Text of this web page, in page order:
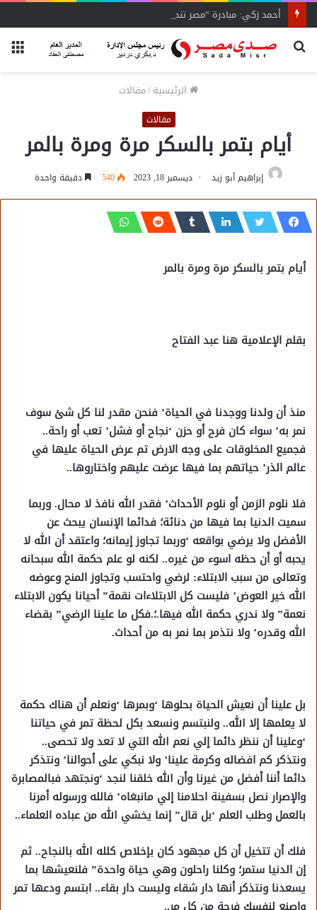
أحمد زكي: مبادرة “مصر تنطلق بالتصدير”
بحث
الرئيسية/مقالات
مقالات
أيام بتمر بالسكر مرة ومرة بالمر
إبراهيم أبو زيد ديسمبر 18, 2023 540 دقيقة واحدة
أيام بتمر بالسكر مرة ومرة بالمر
بقلم الإعلامية هنا عبد الفتاح
منذ أن ولدنا ووجدنا في الحياة’ فنحن مقدر لنا كل شئ سوف
نمر به’ سواء كان فرح أو حزن ‘نجاح أو فشل’ تعب أو راحة..
فجميع المخلوقات على وجه الارض تم عرض الحياة عليها في
عالم الذر’ حياتهم بما فيها عرضت عليهم واختاروها..
فلا نلوم الزمن أو نلوم الأحداث’ فقدر الله نافذ لا محال. وربما
سميت الدنيا بما فيها من دنائة؛ فدائما الإنسان يبحث عن
الأفضل ولا يرضي بواقعه ‘وربما تجاوز إيمانه؛ واعتقد أن الله لا
يحبه أو أن حظه اسوء من غيره.. لكنه لو علم حكمة الله سبحانه
وتعالى من سبب الابتلاء: لرضي واحتسب وتجاوز المنح وعوضه
الله خير العوض’ فليست كل الابتلاءات نقمة” أحيانا يكون الابتلاء
نعمة” ولا ندري حكمة الله فيها.؛.فكل ما علينا الرضي” بقضاء
الله وقدره’ ولا نتذمر بما نمر به من أحداث.
بل علينا أن نعيش الحياة بحلوها ‘وبمرها ‘ونعلم أن هناك حكمة
لا يعلمها إلا الله.. ولنبتسم ونسعد بكل لحظة تمر في حياتنا
‘وعلينا أن ننظر دائما إلي نعم الله التي لا تعد ولا تحصى..
ونتذكر كم افضاله وكرمة علينا’ ولا نبكي على أحوالنا’ ونتذكر
دائما أننا أفضل من غيرنا وأن الله خلقنا لنجد ‘ونجتهد فبالمصابرة
والإصرار نصل بسفينة احلامنا إلي مانبغاه’ فالله ورسوله أمرنا
بالعمل وطلب العلم ‘بل قال” إنما يخشي الله من عباده العلماء..
فلك أن تتخيل أن كل مجهود كان بإخلاص كلله الله بالنجاح.. ثم
إن الدنيا ستمر؛ وكلنا راحلون وهي حياة واحدة” فلنعيشها بما
يسعدنا ونتذكر أنها دار شقاء وليست دار بقاء.. ابتسم ودعها تمر